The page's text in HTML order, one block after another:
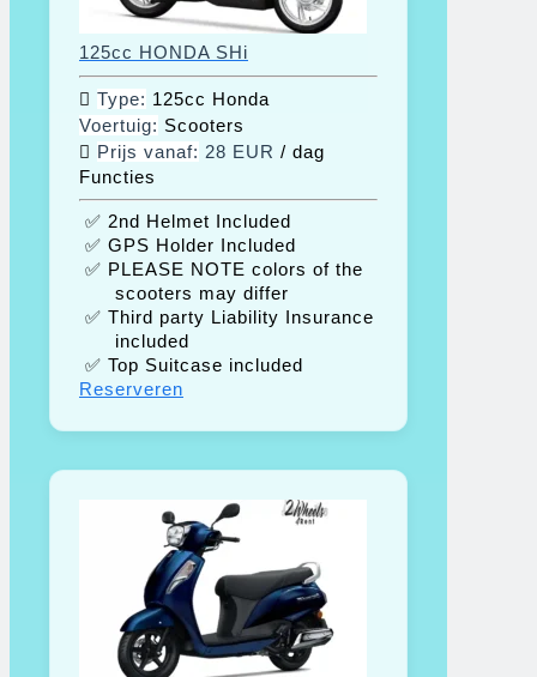
125cc HONDA SHi
Type: 125cc Honda
Voertuig: Scooters
Prijs vanaf: 28 EUR / dag
Functies
✅ 2nd Helmet Included
✅ GPS Holder Included
✅ PLEASE NOTE colors of the
scooters may differ
✅ Third party Liability Insurance
included
✅ Top Suitcase included
Reserveren